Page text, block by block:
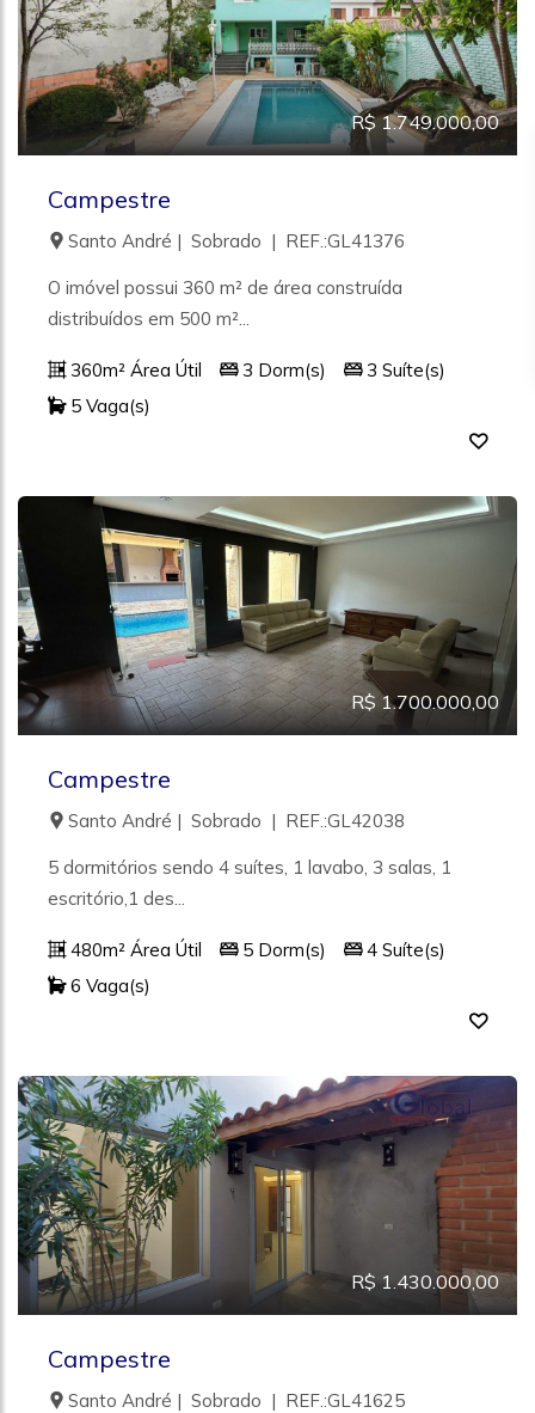
R$ 1.749.000,00
Campestre
Santo André | Sobrado | REF.:GL41376
O imóvel possui 360 m² de área construída
distribuídos em 500 m²...
360m² Área Útil 3 Dorm(s)
3 Suíte(s)
5 Vaga(s)
R$ 1.700.000,00
Campestre
Santo André | Sobrado | REF.:GL42038
5 dormitórios sendo 4 suítes, 1 lavabo, 3 salas, 1
escritório,1 des...
480m² Área Útil 5 Dorm(s)
4 Suíte(s)
6 Vaga(s)
R$ 1.430.000,00
Campestre
Santo André | Sobrado | REF.:GL41625